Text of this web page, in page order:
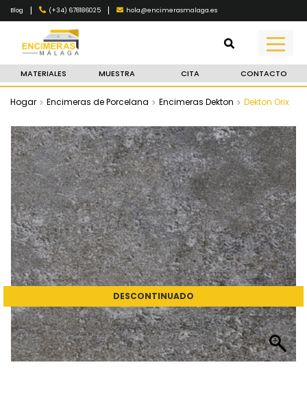
Blog | (+34) 678186025 | hola@encimerasmalaga.es
MATERIALES MUESTRA CITA CONTACTO
Hogar Encimeras de Porcelana Encimeras Dekton Dekton Orix
DESCONTINUADO